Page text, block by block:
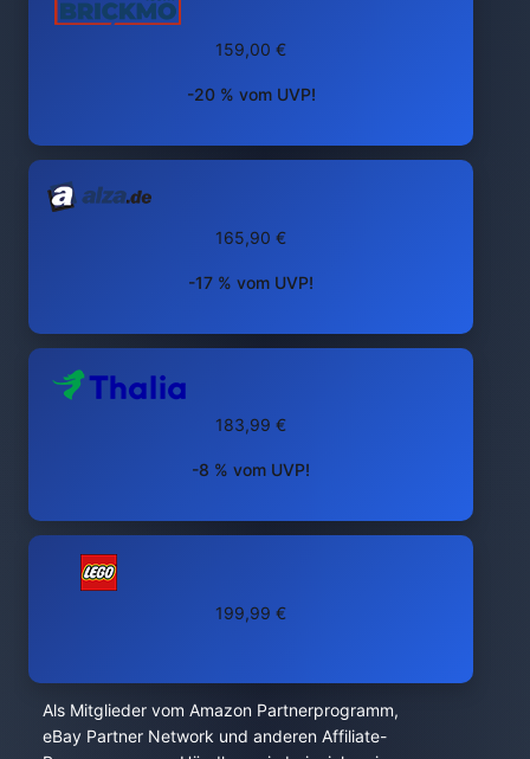
159,00 €
-20 % vom UVP!
165,90 €
-17 % vom UVP!
183,99 €
-8 % vom UVP!
199,99 €
Als Mitglieder vom Amazon Partnerprogramm,
eBay Partner Network und anderen Affiliate-